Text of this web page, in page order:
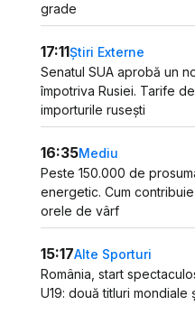
grade
17:11Știri Externe
Senatul SUA aprobă un
împotriva Rusiei. Tarife
importurile rusești
16:35Mediu
Peste 150.000 de
energetic. Cum
orele de vârf
15:17Alte Sporturi
România, start
U19: două titluri